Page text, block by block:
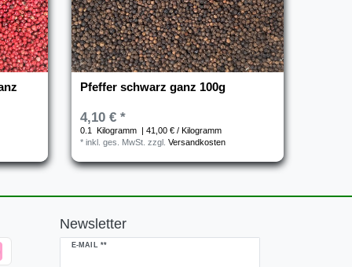
Pfeffer schwarz ganz 100g
4,10 € *
0.1 Kilogramm
| 41,00 € / Kilogramm
*inkl. ges. MwSt. zzgl.Versandkosten
Newsletter
E-MAIL **
Newsletter